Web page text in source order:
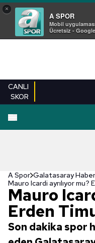
×
A SPOR
Mobil
Ücretsiz -
CANLI
SKOR
A Spor Galatasaray
Mauro Icardi ayrılıyor mu?
Mauro
Erden
Son dakika spor